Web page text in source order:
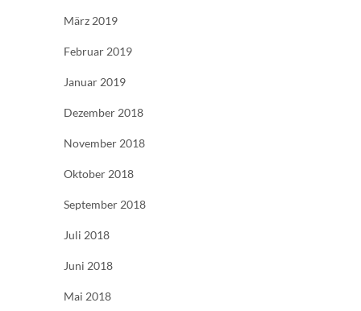
März 2019
Februar 2019
Januar 2019
Dezember 2018
November 2018
Oktober 2018
September 2018
Juli 2018
Juni 2018
Mai 2018